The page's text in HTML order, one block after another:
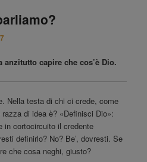
capire che cos’è Dio.
Nella testa di chi ci crede, come
di idea è? «Definisci Dio»:
in cortocircuito il credente
definirlo? No? Be’, dovresti. Se
che cosa neghi, giusto?